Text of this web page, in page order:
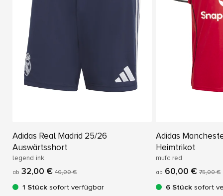
Adidas Real Madrid 25/26
Auswärtsshort
legend ink
ab 32,00 € 40,00 €
1 Stück sofort verfügbar
Adidas
Heimtrikot
mufc red
ab 60,00 € 75,00 €
6 Stück sofort